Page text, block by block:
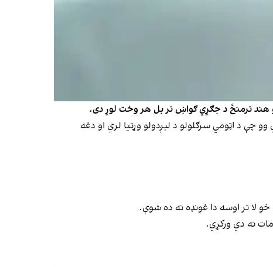
او هند ترمنځ د جګړې ګواښ تر بل هر وخت لوړ دی.
چې د اټومي سرګلولو د لېږدولو وړتیا لري او دغه
لا تر اوسه دا غونډه نه ده شوې.
نه دي ورکړي.